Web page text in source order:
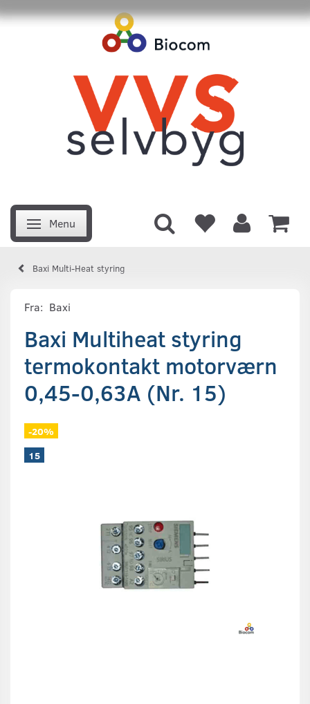
Skifte navigation
Menu
Baxi Multi-Heat styring
Fra: Baxi
Baxi Multiheat styring
termokontakt motorværn
0,45-0,63A (Nr. 15)
-20%
15